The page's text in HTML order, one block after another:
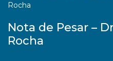
Rocha
Nota de Pesar –
Rocha